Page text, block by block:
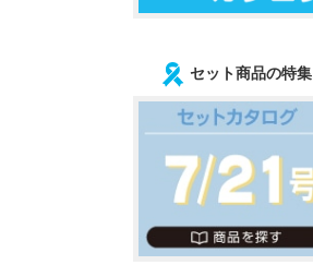
セット商品の特集